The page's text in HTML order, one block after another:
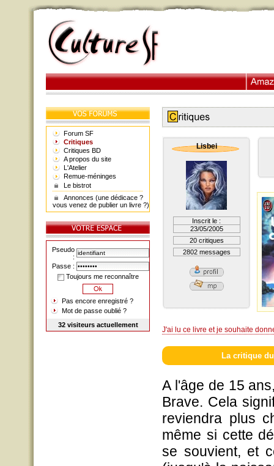
Forum SF
Critiques
Critiques BD
A propos du site
L'Atelier
Remue-méninges
Le bistrot
Annonces (une dédicace ?
vous venez de publier un livre ?)
Pseudo
:
Passe :
Toujours me reconnaître
Pas encore enregistré ?
Mot de passe oublié ?
32 visiteurs actuellement
Lisbei
Inscrit le :
23/05/2005
20 critiques
2802 messages
J'ai lu ce livre et je souhaite
La critique
A l'âge de 15
Brave. Cela
reviendra plus
même si cette
se souvient, et